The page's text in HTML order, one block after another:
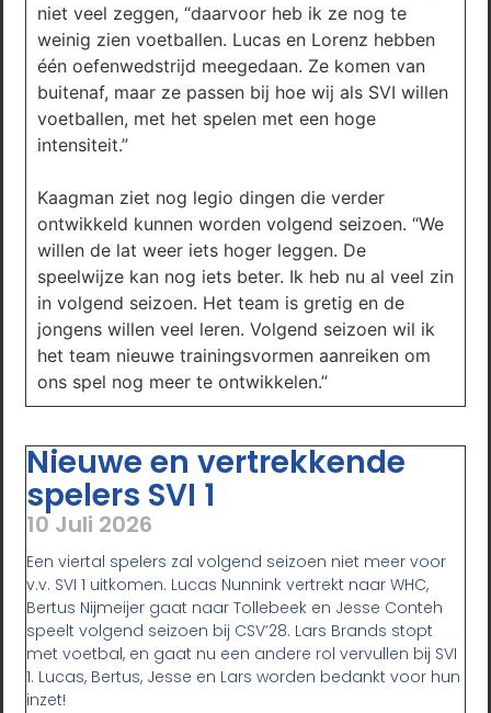
niet veel zeggen, “daarvoor heb ik ze nog te
weinig zien voetballen. Lucas en Lorenz hebben
één oefenwedstrijd meegedaan. Ze komen van
buitenaf, maar ze passen bij hoe wij als SVI willen
voetballen, met het spelen met een hoge
intensiteit.”
Kaagman ziet nog legio dingen die verder
ontwikkeld kunnen worden volgend seizoen. “We
willen de lat weer iets hoger leggen. De
speelwijze kan nog iets beter. Ik heb nu al veel zin
in volgend seizoen. Het team is gretig en de
jongens willen veel leren. Volgend seizoen wil ik
het team nieuwe trainingsvormen aanreiken om
ons spel nog meer te ontwikkelen.”
Nieuwe en vertrekkende
spelers SVI 1
10 Juli 2026
Een viertal spelers zal volgend seizoen niet meer voor
v.v. SVI 1 uitkomen. Lucas Nunnink vertrekt naar WHC,
Bertus Nijmeijer gaat naar Tollebeek en Jesse Conteh
speelt volgend seizoen bij CSV’28. Lars Brands stopt
met voetbal, en gaat nu een andere rol vervullen bij SVI
1. Lucas, Bertus, Jesse en Lars worden bedankt voor hun
inzet!